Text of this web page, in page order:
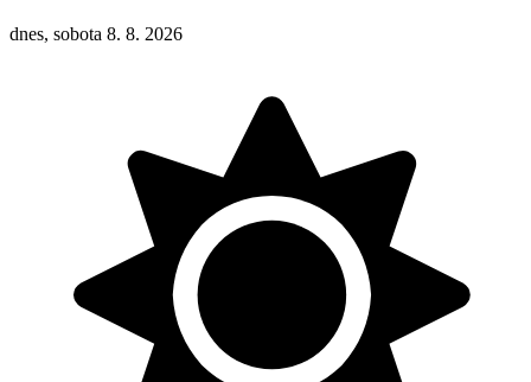
dnes, sobota 8. 8. 2026